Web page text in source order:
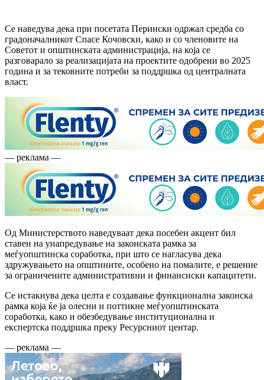
Се наведува дека при посетата Перински одржал средба со
градоначалникот Спасе Кочовски, како и со членовите на
Советот и општинската администрација, на која се
разговарало за реализацијата на проектите одобрени во 2025
година и за тековните потреби за поддршка од централната
власт.
— реклама —
Од Министерството наведуваат дека посебен акцент бил
ставен на унапредување на законската рамка за
меѓуопштинска соработка, при што се нагласува дека
здружувањето на општините, особено на помалите, е решение
за ограничените административни и финансиски капацитети.
Се истакнува дека целта е создавање функционална законска
рамка која ќе ја олесни и поттикне меѓуопштинската
соработка, како и обезбедување институционална и
експертска поддршка преку Ресурсниот центар.
— реклама —